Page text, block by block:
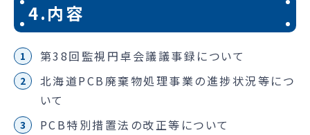
4.内容
第38回監視円卓会議議事録について
北海道PCB廃棄物処理事業の進捗状況等につ
いて
PCB特別措置法の改正等について